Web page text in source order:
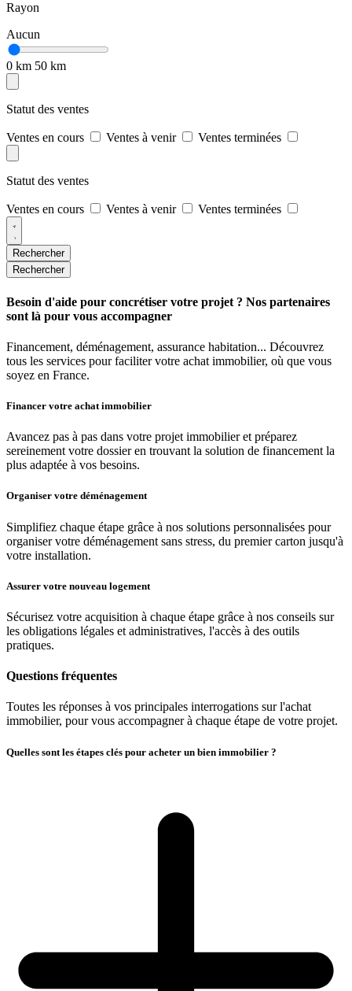
Rayon
Aucun
0 km 50 km
Statut des ventes
Ventes en cours Ventes à venir Ventes terminées
Statut des ventes
Ventes en cours Ventes à venir Ventes terminées
Rechercher
Rechercher
Besoin d'aide pour concrétiser votre projet ? Nos partenaires
sont là pour vous accompagner
Financement, déménagement, assurance habitation... Découvrez
tous les services pour faciliter votre achat immobilier, où que vous
soyez en France.
Financer votre achat immobilier
Avancez pas à pas dans votre projet immobilier et préparez
sereinement votre dossier en trouvant la solution de financement la
plus adaptée à vos besoins.
Organiser votre déménagement
Simplifiez chaque étape grâce à nos solutions personnalisées pour
organiser votre déménagement sans stress, du premier carton jusqu'à
votre installation.
Assurer votre nouveau logement
Sécurisez votre acquisition à chaque étape grâce à nos conseils sur
les obligations légales et administratives, l'accès à des outils
pratiques.
Questions fréquentes
Toutes les réponses à vos principales interrogations sur l'achat
immobilier, pour vous accompagner à chaque étape de votre projet.
Quelles sont les étapes clés pour acheter un bien immobilier ?